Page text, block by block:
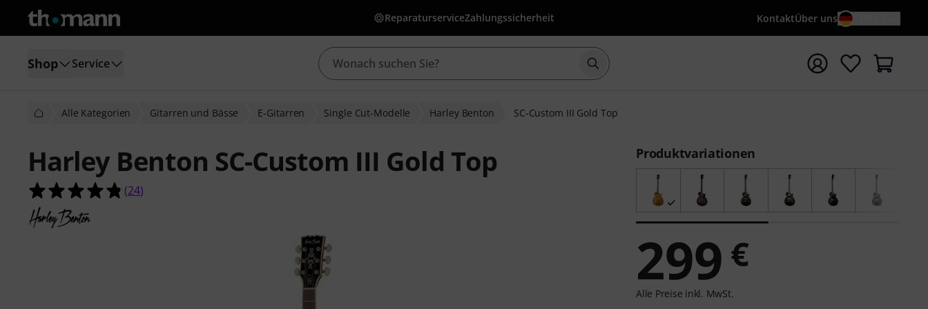
ReparaturserviceZahlungssicherheit KontaktÜber uns
Shop Service Suche mit Suchwort {searchTerm} starten
Alle Kategorien Gitarren und Bässe E-Gitarren Single Cut-Modelle Harley Benton SC-Custom III Gold Top
Harley Benton SC-Custom III Gold Top
4.8 von 5 Sternen aus 24 Kundenbewertungen
(24)
Produktvariationen
299 €
Alle Preise inkl. MwSt.